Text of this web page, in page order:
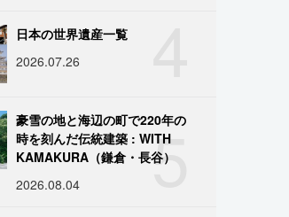
日本の世界遺産一覧
2026.07.26
5
豪雪の地と海辺の町で220年の
時を刻んだ伝統建築 : WITH
KAMAKURA（鎌倉・長谷）
2026.08.04